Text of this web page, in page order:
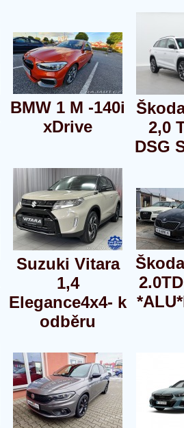
BMW 1 M -140i
xDrive
2,0
DSG
Suzuki Vitara
1,4
Elegance4x4- k
odběru